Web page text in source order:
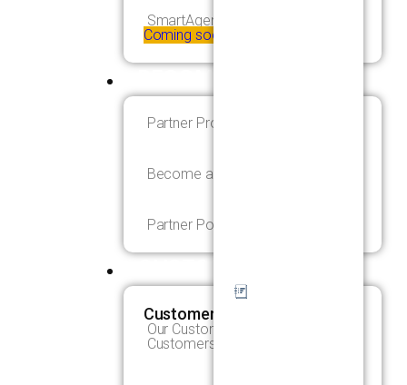
SmartAgenda
Coming soon!
Partner Programme
Become a Partner
Partner Portals
Customers
Our Customers
Customers Portal